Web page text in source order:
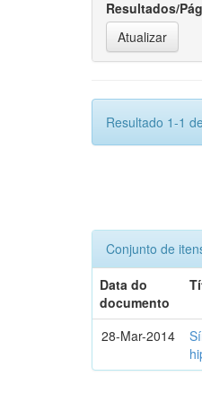
Resultados/
Resultado 1-1
Conjunto de
Data do
documento
28-Mar-2014